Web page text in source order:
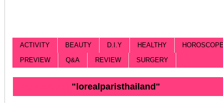
ACTIVITY BEAUTY D.I.Y HEALTHY
PREVIEW
Q&A REVIEW SURGERY
"lorealparisthailand"